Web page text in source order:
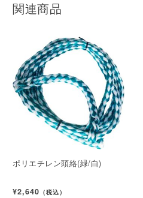
関連商品
ポリエチレン頭絡(緑/白)
¥2,640 （税込）